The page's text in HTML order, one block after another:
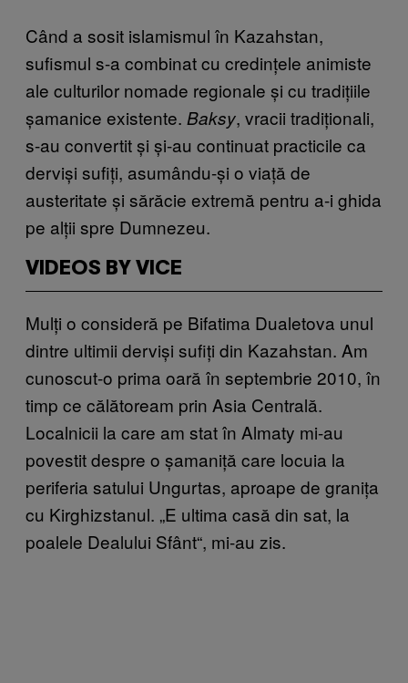
Când a sosit islamismul în Kazahstan,
sufismul s-a combinat cu credințele animiste
ale culturilor nomade regionale și cu tradițiile
șamanice existente. Baksy, vracii tradiționali,
s-au convertit și și-au continuat practicile ca
derviși sufiți, asumându-și o viață de
austeritate și sărăcie extremă pentru a-i ghida
pe alții spre Dumnezeu.
VIDEOS BY VICE
Mulți o consideră pe Bifatima Dualetova unul
dintre ultimii derviși sufiți din Kazahstan. Am
cunoscut-o prima oară în septembrie 2010, în
timp ce călătoream prin Asia Centrală.
Localnicii la care am stat în Almaty mi-au
povestit despre o șamaniță care locuia la
periferia satului Ungurtas, aproape de granița
cu Kirghizstanul. „E ultima casă din sat, la
poalele Dealului Sfânt“, mi-au zis.